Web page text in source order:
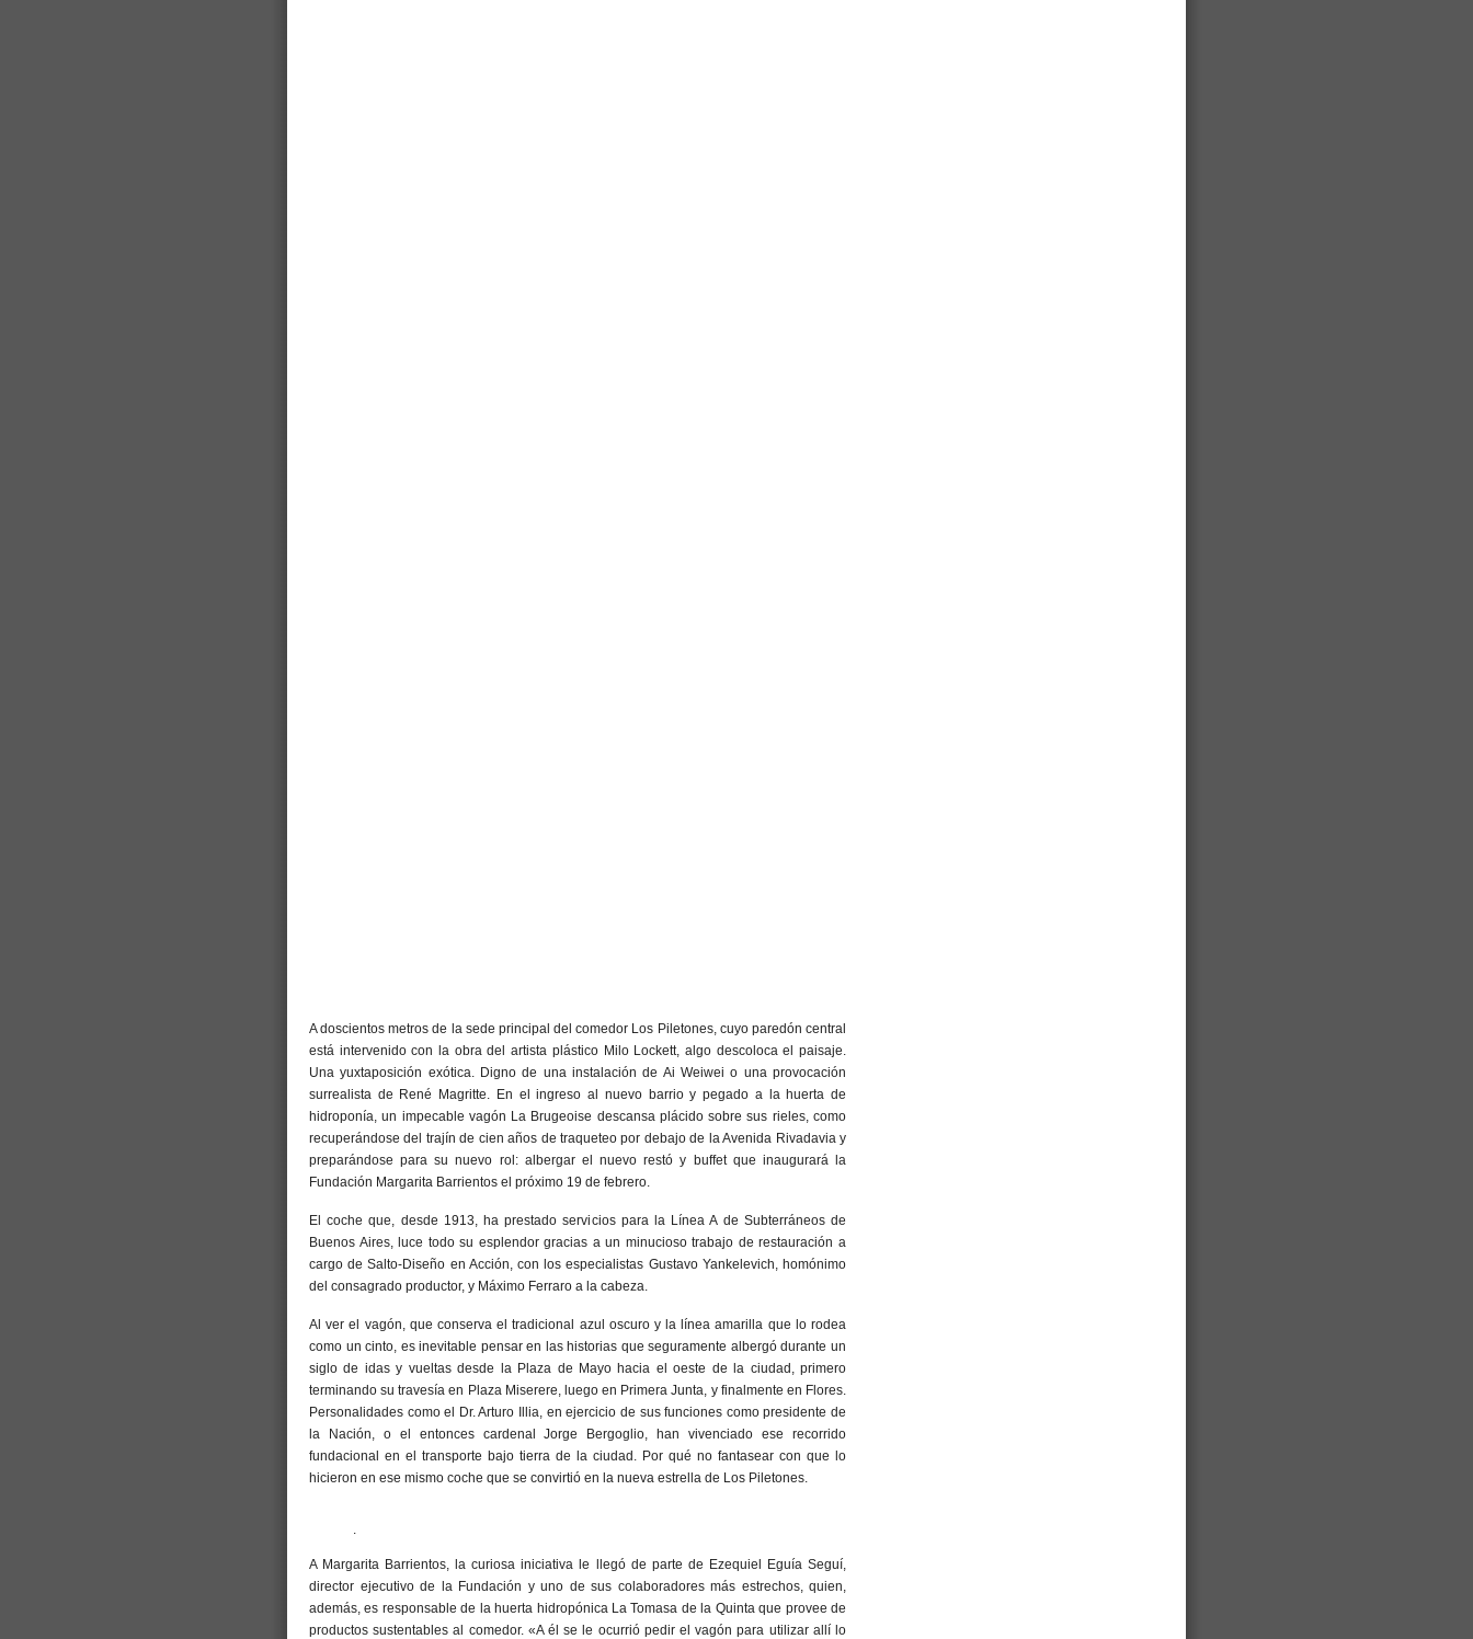
A doscientos metros de la sede principal del comedor Los Piletones, cuyo paredón central
está intervenido con la obra del artista plástico Milo Lockett, algo descoloca el paisaje.
Una yuxtaposición exótica. Digno de una instalación de Ai Weiwei o una provocación
surrealista de René Magritte. En el ingreso al nuevo barrio y pegado a la huerta de
hidroponía, un impecable vagón La Brugeoise descansa plácido sobre sus rieles, como
recuperándose del trajín de cien años de traqueteo por debajo de la Avenida Rivadavia y
preparándose para su nuevo rol: albergar el nuevo restó y buffet que inaugurará la
Fundación Margarita Barrientos el próximo 19 de febrero.
El coche que, desde 1913, ha prestado servicios para la Línea A de Subterráneos de
Buenos Aires, luce todo su esplendor gracias a un minucioso trabajo de restauración a
cargo de Salto-Diseño en Acción, con los especialistas Gustavo Yankelevich, homónimo
del consagrado productor, y Máximo Ferraro a la cabeza.
Al ver el vagón, que conserva el tradicional azul oscuro y la línea amarilla que lo rodea
como un cinto, es inevitable pensar en las historias que seguramente albergó durante un
siglo de idas y vueltas desde la Plaza de Mayo hacia el oeste de la ciudad, primero
terminando su travesía en Plaza Miserere, luego en Primera Junta, y finalmente en Flores.
Personalidades como el Dr. Arturo Illia, en ejercicio de sus funciones como presidente de
la Nación, o el entonces cardenal Jorge Bergoglio, han vivenciado ese recorrido
fundacional en el transporte bajo tierra de la ciudad. Por qué no fantasear con que lo
hicieron en ese mismo coche que se convirtió en la nueva estrella de Los Piletones.
.
A Margarita Barrientos, la curiosa iniciativa le llegó de parte de Ezequiel Eguía Seguí,
director ejecutivo de la Fundación y uno de sus colaboradores más estrechos, quien,
además, es responsable de la huerta hidropónica La Tomasa de la Quinta que provee de
productos sustentables al comedor. «A él se le ocurrió pedir el vagón para utilizar allí lo